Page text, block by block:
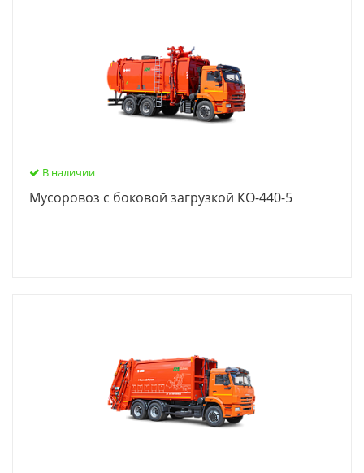
В наличии
Мусоровоз с боковой загрузкой КО-440-5